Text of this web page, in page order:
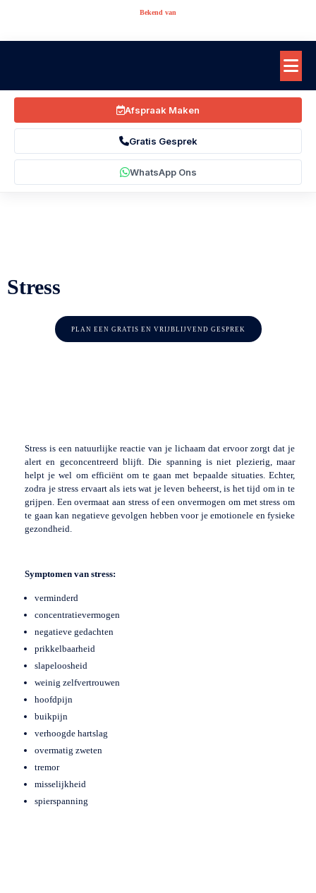
Bekend van
Afspraak Maken
Gratis Gesprek
WhatsApp Ons
Stress
PLAN EEN GRATIS EN VRIJBLIJVEND GESPREK
Stress is een natuurlijke reactie van je lichaam dat ervoor zorgt dat je
alert en geconcentreerd blijft. Die spanning is niet plezierig, maar
helpt je wel om efficiënt om te gaan met bepaalde situaties. Echter,
zodra je stress ervaart als iets wat je leven beheerst, is het tijd om in te
grijpen. Een overmaat aan stress of een onvermogen om met stress om
te gaan kan negatieve gevolgen hebben voor je emotionele en fysieke
gezondheid.
Symptomen van stress:
verminderd
concentratievermogen
negatieve gedachten
prikkelbaarheid
slapeloosheid
weinig zelfvertrouwen
hoofdpijn
buikpijn
verhoogde hartslag
overmatig zweten
tremor
misselijkheid
spierspanning